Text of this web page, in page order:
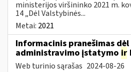
ministerijos viršininko 2021 m.
14 „Dėl Valstybinės...
Metai: 2021
Informacinis pranešimas dėl
administravimo įstatymo ir
Web turinio sąrašas 2024-08-26